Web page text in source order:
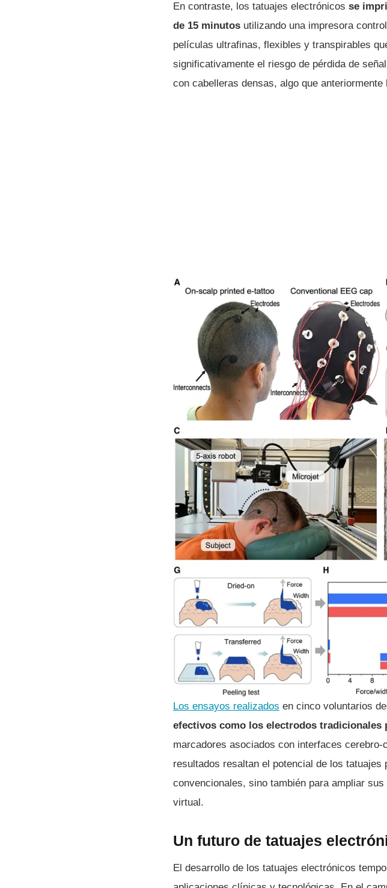
En contraste, los tatuajes electrónicos se
de 15 minutos utilizando una impresora
películas ultrafinas, flexibles y transpirables
significativamente el riesgo de pérdida de
con cabelleras densas, algo que
Los ensayos realizados en cinco voluntarios
efectivos como los electrodos tradicionales
marcadores asociados con interfaces
resultados resaltan el potencial de los
convencionales, sino también para ampliar
virtual.
Un futuro de tatuajes
El desarrollo de los tatuajes electrónicos